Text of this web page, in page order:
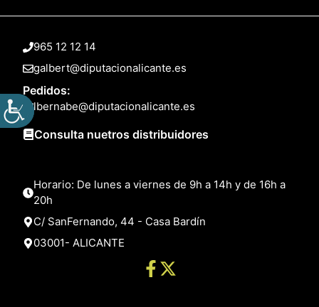
965 12 12 14
galbert@diputacionalicante.es
Pedidos:
lbernabe@diputacionalicante.es
Consulta nuetros distribuidores
Horario: De lunes a viernes de 9h a 14h y de 16h a
20h
C/ SanFernando, 44 - Casa Bardín
03001- ALICANTE